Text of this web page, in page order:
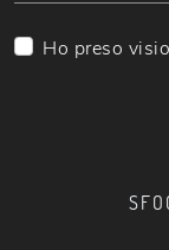
Ho preso